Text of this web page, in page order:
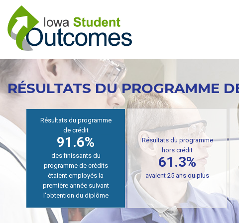
contenu
principal
RÉSULTATS DU PROGRAMME
Résultats du programme
91.6%
diplômés employés
Résultats du programme
hors crédit
61.3%
des finissants du
programme CTE hors crédit
avaient 25 ans ou plus